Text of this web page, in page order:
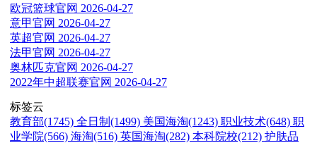
欧冠篮球官网 2026-04-27
意甲官网 2026-04-27
英超官网 2026-04-27
法甲官网 2026-04-27
奥林匹克官网 2026-04-27
2022年中超联赛官网 2026-04-27
标签云
教育部(1745) 全日制(1499) 美国海淘(1243) 职业技术(648) 职
业学院(566) 海淘(516) 英国海淘(282) 本科院校(212) 护肤品